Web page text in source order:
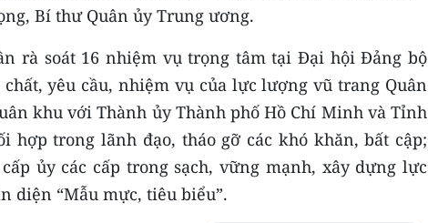
Bí thư Quân ủy Trung ương.
rà soát 16 nhiệm vụ trọng tâm tại Đại hội Đảng bộ
yêu cầu, nhiệm vụ của lực lượng vũ trang Quân
khu với Thành ủy Thành phố Hồ Chí Minh và Tỉnh
trong lãnh đạo, tháo gỡ các khó khăn, bất cập;
ủy các cấp trong sạch, vững mạnh, xây dựng lực
diện “Mẫu mực, tiêu biểu”.